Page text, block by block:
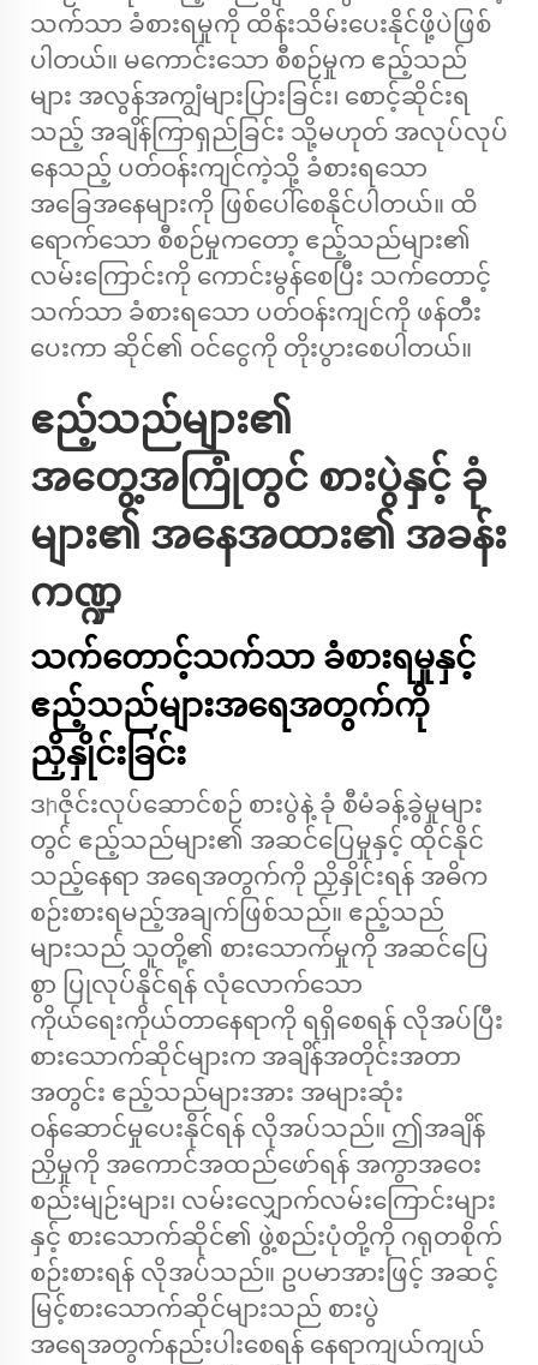
သက်သာ ခံစားရမှုကို ထိန်းသိမ်းပေးနိုင်ဖို့ပဲဖြစ်
ပါတယ်။ မကောင်းသော စီစဉ်မှုက ဧည့်သည်
များ အလွန်အကျွံများပြားခြင်း၊ စောင့်ဆိုင်းရ
သည့် အချိန်ကြာရှည်ခြင်း သို့မဟုတ် အလုပ်လုပ်
နေသည့် ပတ်ဝန်းကျင်ကဲ့သို့ ခံစားရသော
အခြေအနေများကို ဖြစ်ပေါ်စေနိုင်ပါတယ်။ ထိ
ရောက်သော စီစဉ်မှုကတော့ ဧည့်သည်များ၏
လမ်းကြောင်းကို ကောင်းမွန်စေပြီး သက်တောင့်
သက်သာ ခံစားရသော ပတ်ဝန်းကျင်ကို ဖန်တီး
ပေးကာ ဆိုင်၏ ဝင်ငွေကို တိုးပွားစေပါတယ်။
ဧည့်သည်များ၏
အတွေ့အကြုံတွင် စားပွဲနှင့် ခုံ
များ၏ အနေအထား၏ အခန်း
ကဏ္ဍ
သက်တောင့်သက်သာ ခံစားရမှုနှင့်
ဧည့်သည်များအရေအတွက်ကို
ညှိနှိုင်းခြင်း
ဒիဇိုင်းလုပ်ဆောင်စဉ် စားပွဲနဲ့ ခုံ စီမံခန့်ခွဲမှုများ
တွင် ဧည့်သည်များ၏ အဆင်ပြေမှုနှင့် ထိုင်နိုင်
သည့်နေရာ အရေအတွက်ကို ညှိနှိုင်းရန် အဓိက
စဉ်းစားရမည့်အချက်ဖြစ်သည်။ ဧည့်သည်
များသည် သူတို့၏ စားသောက်မှုကို အဆင်ပြေ
စွာ ပြုလုပ်နိုင်ရန် လုံလောက်သော
ကိုယ်ရေးကိုယ်တာနေရာကို ရရှိစေရန် လိုအပ်ပြီး
စားသောက်ဆိုင်များက အချိန်အတိုင်းအတာ
အတွင်း ဧည့်သည်များအား အများဆုံး
ဝန်ဆောင်မှုပေးနိုင်ရန် လိုအပ်သည်။ ဤအချိန်
ညှိမှုကို အကောင်အထည်ဖော်ရန် အကွာအဝေး
စည်းမျဉ်းများ၊ လမ်းလျှောက်လမ်းကြောင်းများ
နှင့် စားသောက်ဆိုင်၏ ဖွဲ့စည်းပုံတို့ကို ဂရုတစိုက်
စဉ်းစားရန် လိုအပ်သည်။ ဥပမာအားဖြင့် အဆင့်
မြင့်စားသောက်ဆိုင်များသည် စားပွဲ
အရေအတွက်နည်းပါးစေရန် နေရာကျယ်ကျယ်